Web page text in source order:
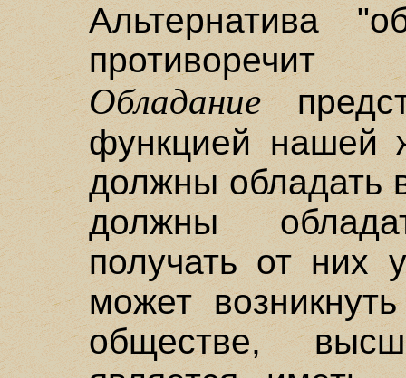
Альтернатива
Обладание
функцией нашей
должны обладать
должны
получать от них
может
обществе,